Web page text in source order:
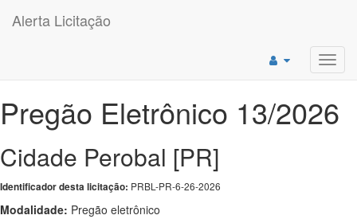
Alerta Licitação
Pregão Eletrônico 13/2026
Cidade Perobal [PR]
Identificador desta licitação: PRBL-PR-6-26-2026
Modalidade: Pregão eletrônico